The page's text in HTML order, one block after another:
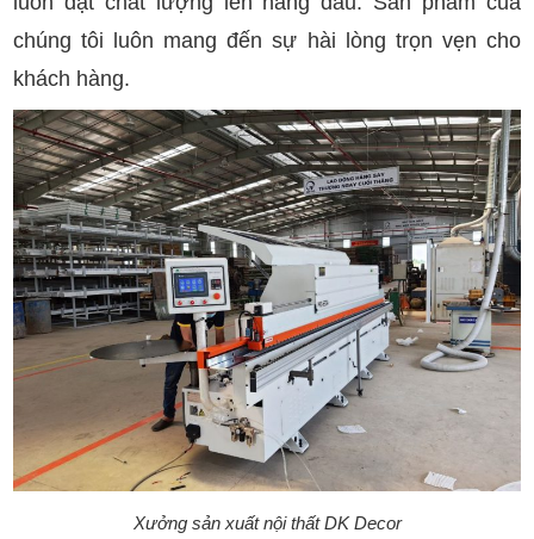
chúng tôi luôn mang đến sự hài lòng trọn vẹn cho
khách hàng.
Xưởng sản xuất nội thất DK Decor